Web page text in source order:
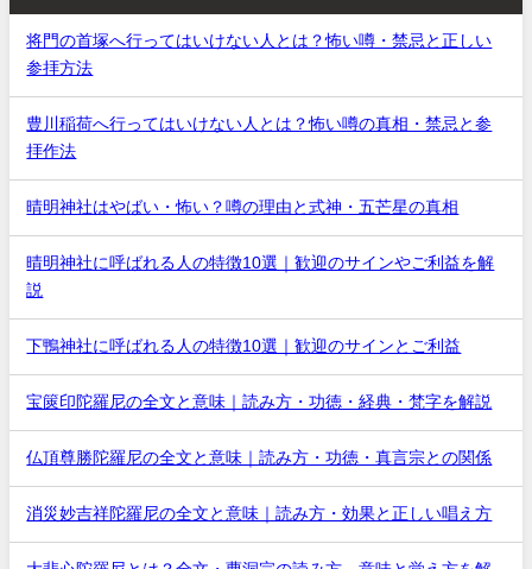
将門の首塚へ行ってはいけない人とは？怖い噂・禁忌と正しい
参拝方法
豊川稲荷へ行ってはいけない人とは？怖い噂の真相・禁忌と参
拝作法
晴明神社はやばい・怖い？噂の理由と式神・五芒星の真相
晴明神社に呼ばれる人の特徴10選｜歓迎のサインやご利益を解
説
下鴨神社に呼ばれる人の特徴10選｜歓迎のサインとご利益
宝篋印陀羅尼の全文と意味｜読み方・功徳・経典・梵字を解説
仏頂尊勝陀羅尼の全文と意味｜読み方・功徳・真言宗との関係
消災妙吉祥陀羅尼の全文と意味｜読み方・効果と正しい唱え方